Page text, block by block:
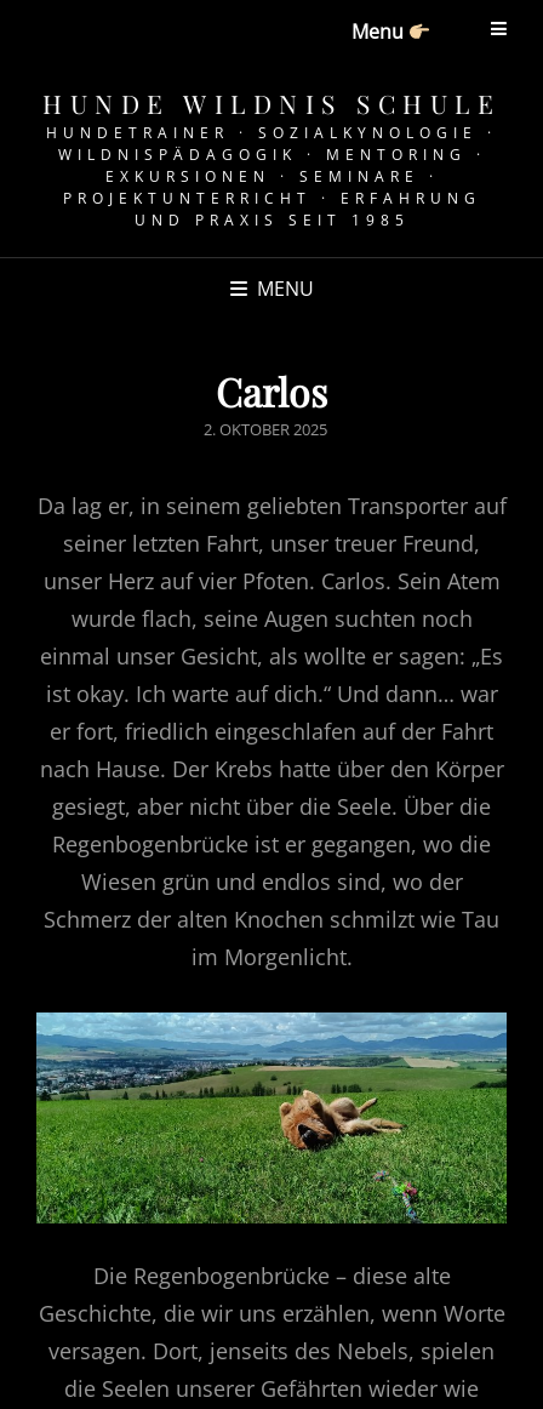
Menu
HUNDE WILDNIS SCHULE
HUNDETRAINER · SOZIALKYNOLOGIE ·
WILDNISPÄDAGOGIK · MENTORING ·
EXKURSIONEN · SEMINARE ·
PROJEKTUNTERRICHT · ERFAHRUNG
UND PRAXIS SEIT 1985
MENU
Carlos
POSTED
2. OKTOBER 2025
Da lag er, in seinem geliebten Transporter auf
seiner letzten Fahrt, unser treuer Freund,
unser Herz auf vier Pfoten. Carlos. Sein Atem
wurde flach, seine Augen suchten noch
einmal unser Gesicht, als wollte er sagen: „Es
ist okay. Ich warte auf dich.“ Und dann… war
er fort, friedlich eingeschlafen auf der Fahrt
nach Hause. Der Krebs hatte über den Körper
gesiegt, aber nicht über die Seele. Über die
Regenbogenbrücke ist er gegangen, wo die
Wiesen grün und endlos sind, wo der
Schmerz der alten Knochen schmilzt wie Tau
im Morgenlicht.
Die Regenbogenbrücke – diese alte
Geschichte, die wir uns erzählen, wenn Worte
versagen. Dort, jenseits des Nebels, spielen
die Seelen unserer Gefährten wieder wie